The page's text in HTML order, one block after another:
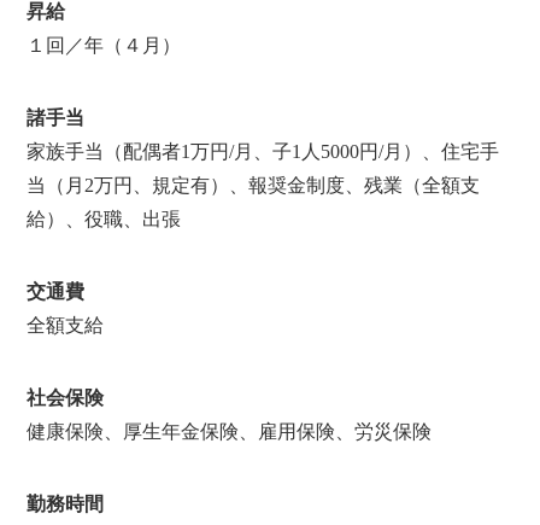
昇給
１回／年（４月）
諸手当
家族手当（配偶者1万円/月、子1人5000円/月）、住宅手
当（月2万円、規定有）、報奨金制度、残業（全額支
給）、役職、出張
交通費
全額支給
社会保険
健康保険、厚生年金保険、雇用保険、労災保険
勤務時間